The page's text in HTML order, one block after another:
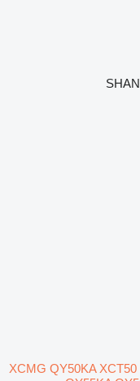
شاحنة رافعة XCMG QY50KA XCT50